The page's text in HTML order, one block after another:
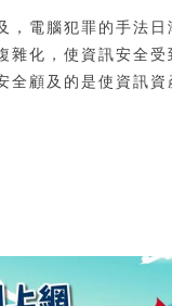
，電腦犯罪的手法日
雜化，使資訊安全受
全顧及的是使資訊資
使用習慣是很重要的